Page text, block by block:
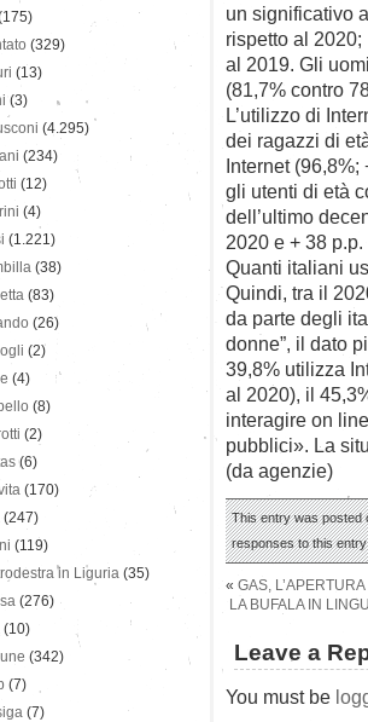
un significativo
rispetto al
al 2019. Gli
(81,7% contro
L’utilizzo di
dei ragazzi di
Internet (96,8%;
gli utenti di età
dell’ultimo
2020 e + 38
Quanti italiani
Quindi, tra il
da parte degli
donne”, il dato
39,8% utilizza
al 2020), il
interagire on
pubblici». La
(da agenzie)
This entry was posted
responses to this
« GAS,
LA BUFALA IN
Leave a
You must be
(329)
(13)
(3)
(4.295)
(234)
(12)
(4)
(1.221)
(38)
(83)
(26)
(2)
(4)
(8)
(2)
(6)
(170)
(247)
(119)
in Liguria (35)
(276)
(10)
(342)
(7)
(7)